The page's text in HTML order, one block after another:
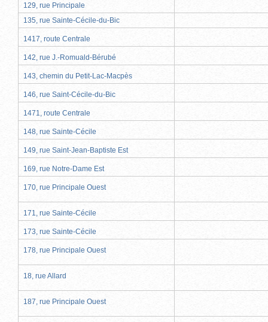
129, rue Principale
135, rue Sainte-Cécile-du-Bic
1417, route Centrale
142, rue J.-Romuald-Bérubé
143, chemin du Petit-Lac-Macpès
146, rue Saint-Cécile-du-Bic
1471, route Centrale
148, rue Sainte-Cécile
149, rue Saint-Jean-Baptiste Est
169, rue Notre-Dame Est
170, rue Principale Ouest
171, rue Sainte-Cécile
173, rue Sainte-Cécile
178, rue Principale Ouest
18, rue Allard
187, rue Principale Ouest